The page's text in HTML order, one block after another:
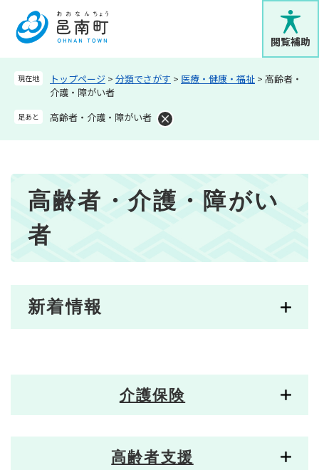
メニューを飛ばして本文へ
閲覧補助
現在地 トップページ > 分類でさがす > 医療・健康・福祉 > 高齢者・
介護・障がい者
足あと 高齢者・介護・障がい者
高齢者・介護・障がい
者
新着情報
介護保険
高齢者支援